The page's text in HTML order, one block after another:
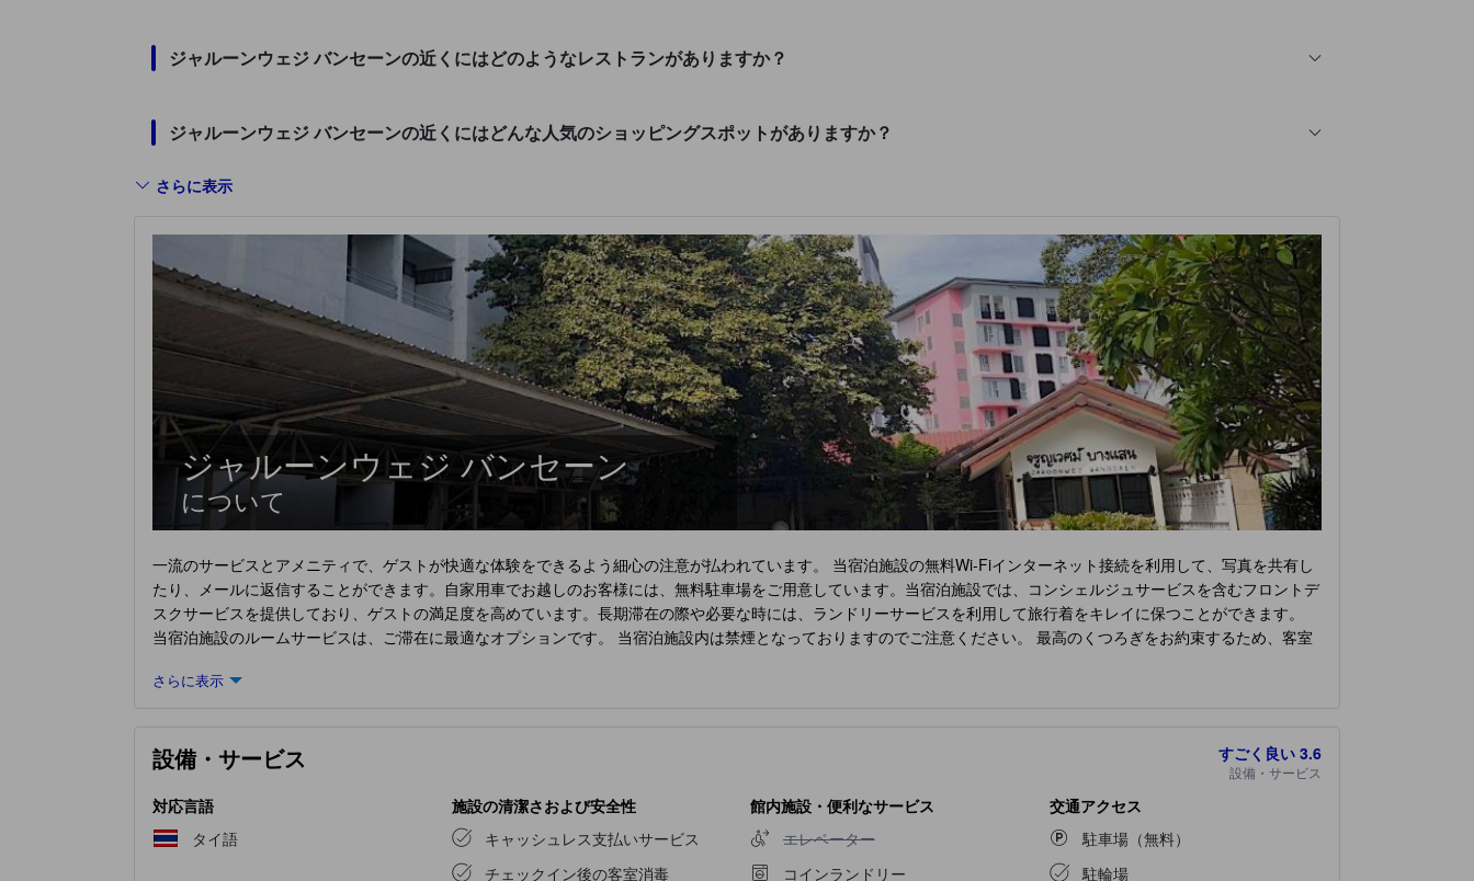
ジャルーンウェジ バンセーンの近くにはどのようなレストランがありますか？
ジャルーンウェジ バンセーンの近くにはどんな人気のショッピングスポットがありますか？
さらに表示
ジャルーンウェジ バンセーン
について
一流のサービスとアメニティで、ゲストが快適な体験をできるよう細心の注意が払われています。 当宿泊施設の無料Wi-Fiインターネット接続を利用して、写真を共有し
たり、メールに返信することができます。自家用車でお越しのお客様には、無料駐車場をご用意しています。当宿泊施設では、コンシェルジュサービスを含むフロントデ
スクサービスを提供しており、ゲストの満足度を高めています。長期滞在の際や必要な時には、ランドリーサービスを利用して旅行着をキレイに保つことができます。
当宿泊施設のルームサービスは、ご滞在に最適なオプションです。 当宿泊施設内は禁煙となっておりますのでご注意ください。 最高のくつろぎをお約束するため、客室
ジャルーンウェジ バンセーン
ンセーン で楽しめるアクティビティで遊びましょう。 運動をさぼりたくない人は、当宿泊施設のフィットネスセンターを訪れることで、活力と健康を維持することがで
さらに表示
設備・サービス すごく良い 3.6
設備・サービス
対応言語
タイ語
施設の清潔さおよび安全性
キャッシュレス支払いサービス
チェックイン後の客室消毒
館内施設・便利なサービス
エレベーター不可
エレベーター
コインランドリー
交通アクセス
駐車場（無料）
駐輪場